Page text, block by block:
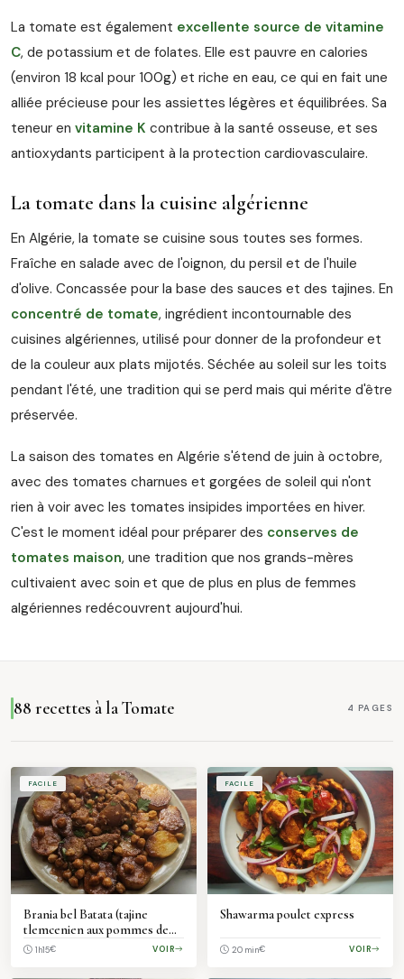
La tomate est également excellente source de vitamine
C, de potassium et de folates. Elle est pauvre en calories
(environ 18 kcal pour 100g) et riche en eau, ce qui en fait une
alliée précieuse pour les assiettes légères et équilibrées. Sa
teneur en vitamine K contribue à la santé osseuse, et ses
antioxydants participent à la protection cardiovasculaire.
La tomate dans la cuisine algérienne
En Algérie, la tomate se cuisine sous toutes ses formes.
Fraîche en salade avec de l'oignon, du persil et de l'huile
d'olive. Concassée pour la base des sauces et des tajines. En
concentré de tomate, ingrédient incontournable des
cuisines algériennes, utilisé pour donner de la profondeur et
de la couleur aux plats mijotés. Séchée au soleil sur les toits
pendant l'été, une tradition qui se perd mais qui mérite d'être
préservée.
La saison des tomates en Algérie s'étend de juin à octobre,
avec des tomates charnues et gorgées de soleil qui n'ont
rien à voir avec les tomates insipides importées en hiver.
C'est le moment idéal pour préparer des conserves de
tomates maison, une tradition que nos grands-mères
cultivaient avec soin et que de plus en plus de femmes
algériennes redécouvrent aujourd'hui.
88 recettes à la Tomate 4 PAGES
FACILE
Brania bel Batata (tajine
tlemcenien aux pommes de
terre)
1h15€ VOIR
FACILE
Shawarma poulet express
20 min€ VOIR